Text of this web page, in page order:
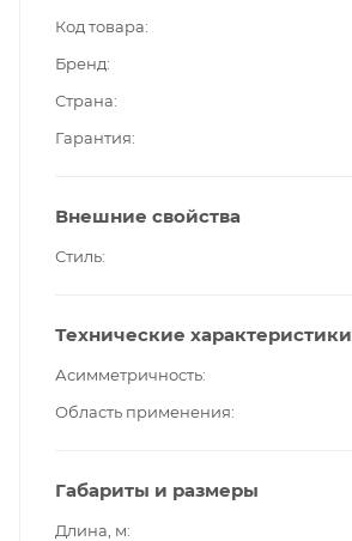
Код товара
Бренд
Страна
Гарантия
Внешние свойства
Стиль
Технические характеристики
Асимметричность
Область применения
Габариты и размеры
Длина, м